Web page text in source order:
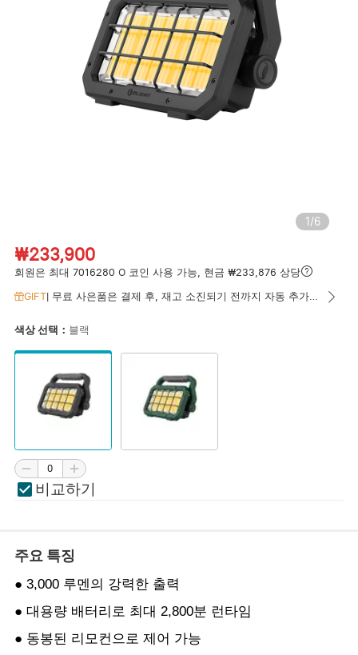
1/6
₩233,900
회원은 최대 7016280 O 코인 사용 가능, 현금 ₩233,876 상당
GIFT| 무료 사은품은 결제 후, 재고 소진되기 전까지 자동 추가됩니다.
색상 선택： 블랙
비교하기
주요 특징
● 3,000 루멘의 강력한 출력
● 대용량 배터리로 최대 2,800분 런타임
● 동봉된 리모컨으로 제어 가능